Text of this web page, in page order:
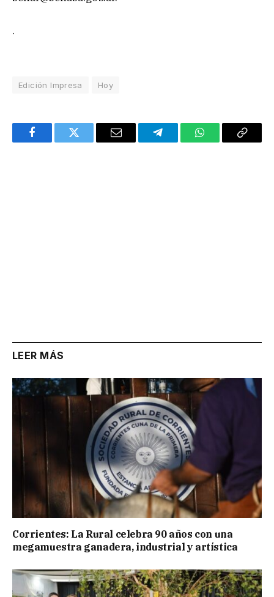
.
Edición Impresa Hoy
FacebookTwitter Email TelegramWhatsAppCopy
LEER MÁS
Corrientes: La Rural celebra 90 años con una
megamuestra ganadera, industrial y artística